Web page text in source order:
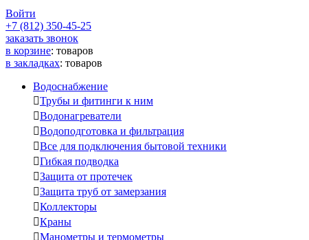
Войти
+7 (812) 350-45-25
заказать звонок
в корзине: товаров
в закладках: товаров
Водоснабжение
Трубы и фитинги к ним
Водонагреватели
Водоподготовка и фильтрация
Все для подключения бытовой техники
Гибкая подводка
Защита от протечек
Защита труб от замерзания
Коллекторы
Краны
Манометры и термометры